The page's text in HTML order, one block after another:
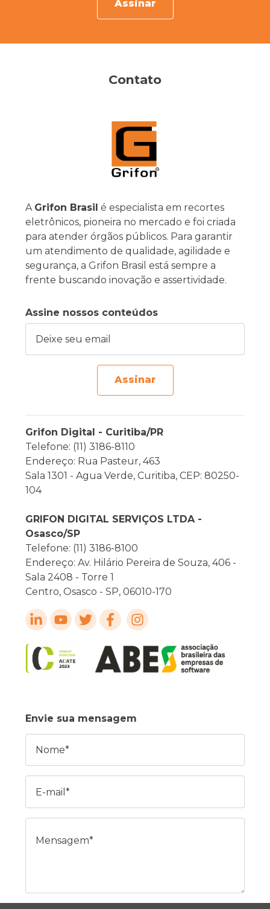
Assinar
Contato
A Grifon Brasil é especialista em recortes
eletrônicos, pioneira no mercado e foi criada
para atender órgãos públicos. Para garantir
um atendimento de qualidade, agilidade e
segurança, a Grifon Brasil está sempre a
frente buscando inovação e assertividade.
Assine nossos conteúdos
Assinar
Grifon Digital - Curitiba/PR
Telefone: (11) 3186-8110
Endereço: Rua Pasteur, 463
Sala 1301 - Agua Verde, Curitiba, CEP: 80250-
104
GRIFON DIGITAL SERVIÇOS LTDA -
Osasco/SP
Telefone: (11) 3186-8100
Endereço: Av. Hilário Pereira de Souza, 406 -
Sala 2408 - Torre 1
Centro, Osasco - SP, 06010-170
Envie sua mensagem